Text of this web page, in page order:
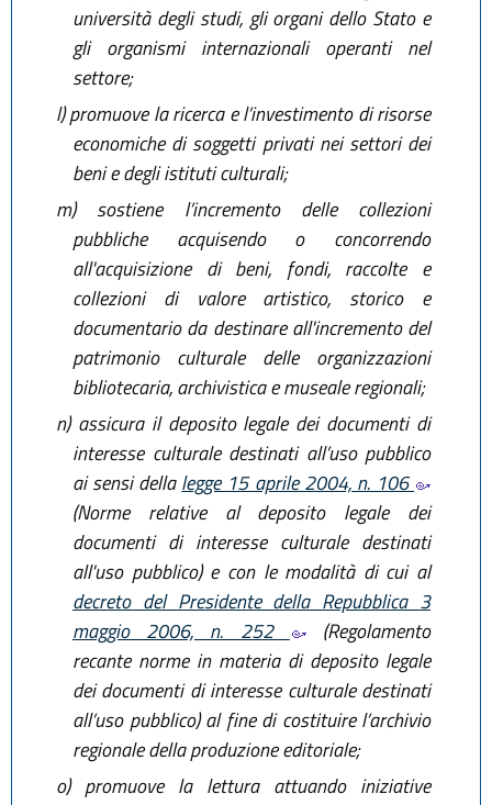
università degli studi, gli organi dello Stato e
gli organismi internazionali operanti nel
settore;
l)promuove la ricerca e l’investimento di risorse
economiche di soggetti privati nei settori dei
beni e degli istituti culturali;
m)sostiene l’incremento delle collezioni
pubbliche acquisendo o concorrendo
all'acquisizione di beni, fondi, raccolte e
collezioni di valore artistico, storico e
documentario da destinare all'incremento del
patrimonio culturale delle organizzazioni
bibliotecaria, archivistica e museale regionali;
n)assicura il deposito legale dei documenti di
interesse culturale destinati all’uso pubblico
ai sensi dellalegge 15 aprile 2004, n. 106
(Norme relative al deposito legale dei
documenti di interesse culturale destinati
all'uso pubblico) e con le modalità di cui al
decreto del Presidente della Repubblica 3
maggio 2006, n. 252
(Regolamento
recante norme in materia di deposito legale
dei documenti di interesse culturale destinati
all’uso pubblico) al fine di costituire l’archivio
regionale della produzione editoriale;
o)promuove la lettura attuando iniziative